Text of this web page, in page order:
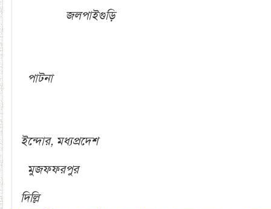
জলপাইগুড়ি
পাটনা
ইন্দোর, মধ্যপ্রদেশ
মুজফফরপুর
দিল্লি